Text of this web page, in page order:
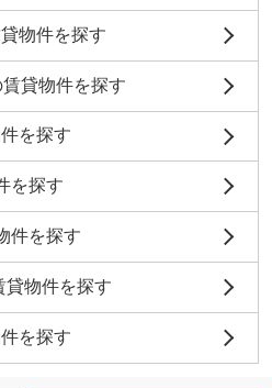
物件を探す
貸物件を探す
を探す
を探す
件を探す
貸物件を探す
を探す